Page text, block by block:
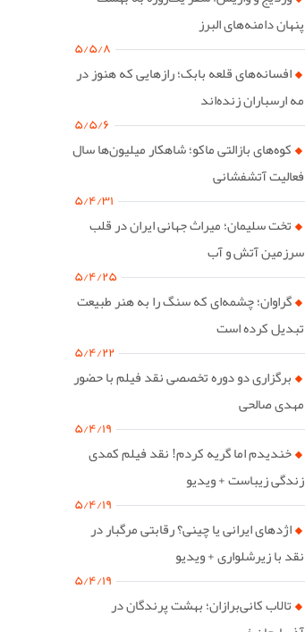
پنهان دامنه‌های البرز
۵/۵/۸
افسانه‌های قلعه بابک؛ رازهایی که هنوز در
مه ارسباران زنده‌اند
۵/۵/۶
کوه‌های بازالتی ماکو؛ شاهکار میلیون‌ها سال
فعالیت آتشفشانی
۵/۴/۳۱
تخت سلیمان؛ میراث جهانی ایران در قلب
سرزمین آتش و آب
۵/۴/۲۵
گراوان؛ چشمه‌ای که سنگ را به هنر طبیعت
تبدیل کرده است
۵/۴/۲۲
برگزاری دو دوره تخصصی نقد فیلم با حضور
مهدی صالحی
۵/۴/۱۹
خندیدم اما گریه کردم! نقد فیلم کمدی
زندگی زیباست + ویدیو
۵/۴/۱۹
اژدهای ایرانی یا چینی؟ رقابتی مرگبار در
نقد با زیرشلواری + ویدیو
۵/۴/۱۹
تالاب کانی‌برازان؛ بهشت پرندگان در